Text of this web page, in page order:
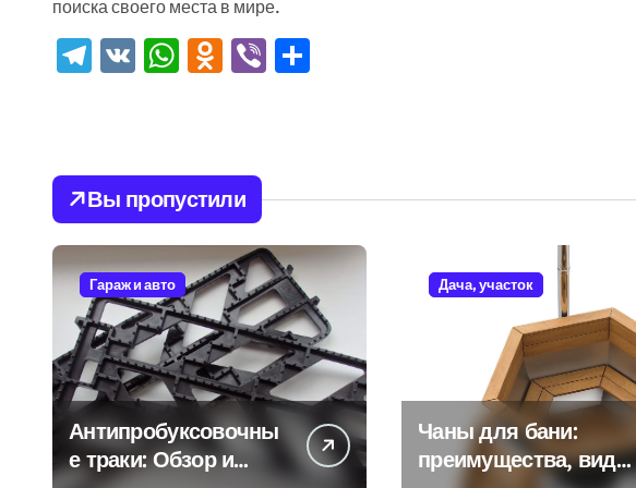
поиска своего места в мире.
Telegram
VK WhatsApp
Odnoklassniki
Viber
Вы пропустили
Гараж и авто
Антипробуксовочны
е траки: Обзор и
Дача, участок
Чаны для бани:
преимущества, виды